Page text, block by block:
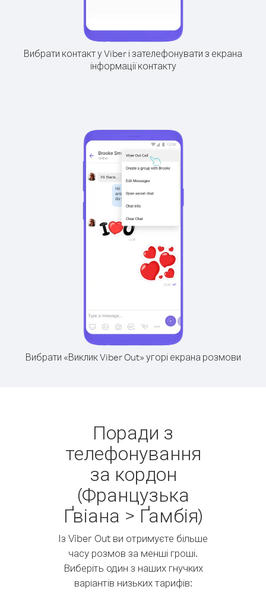
Вибрати контакт у Viber і зателефонувати з екрана
інформації контакту
Вибрати «Виклик Viber Out» угорі екрана розмови
Поради з
телефонування
за кордон
(Французька
Ґвіана > Ґамбія)
Із Viber Out ви отримуєте більше
часу розмов за менші гроші.
Виберіть один з наших гнучких
варіантів низьких тарифів: